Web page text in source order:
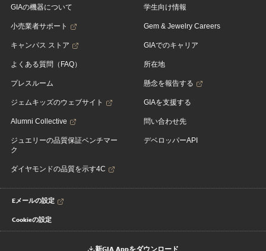
GIAの機器について
小売業者サポート
キャンパス ストア
よくある質問（FAQ）
プレスルーム
ジェムキッズのウェブサイト
Alumni Collective
ジュエリーの品質保証ベンチマー
ク
ダイヤモンドの品質を示す4C
学生向け情報
Gem & Jewelry Careers
GIAでのキャリア
所在地
懸念を報告する
GIAを支援する
問い合わせ先
デベロッパーAPI
Eメールの設定
Cookieの設定